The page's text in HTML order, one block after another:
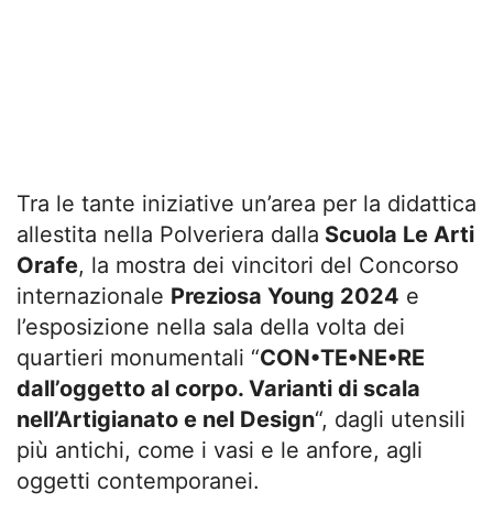
Tra le tante iniziative un’area per la didattica
allestita nella Polveriera dalla Scuola Le Arti
Orafe, la mostra dei vincitori del Concorso
internazionale Preziosa Young 2024 e
l’esposizione nella sala della volta dei
quartieri monumentali “CON•TE•NE•RE
dall’oggetto al corpo. Varianti di scala
nell’Artigianato e nel Design“, dagli utensili
più antichi, come i vasi e le anfore, agli
oggetti contemporanei.